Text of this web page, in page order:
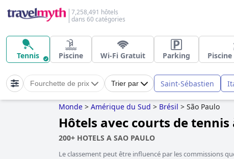
7,258,491 hôtels
dans 60 catégories
Tennis Piscine Wi-Fi Gratuit Parking
Fourchette de prix Trier par Saint-Sébastien
Monde > Amérique du Sud > Brésil > São Paulo
Hôtels avec courts de tennis
200+ HOTELS A SAO PAULO
Le classement peut être influencé par les commissions